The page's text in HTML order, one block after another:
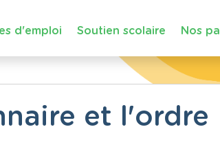
d'emploi Soutien scolaire Nos
et l'ordre